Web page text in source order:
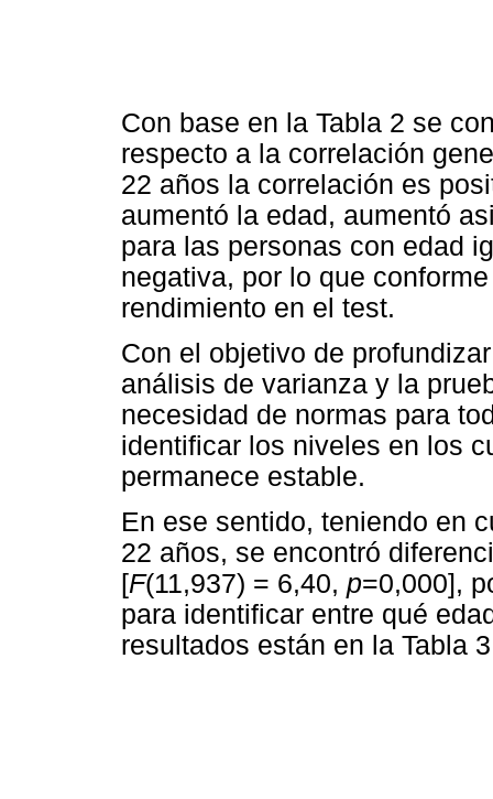
Con base en la Tabla 2 se
respecto a la correlación
22 años la correlación es
aumentó la edad, aumentó
para las personas con edad
negativa, por lo que
rendimiento en el test.
Con el objetivo de
análisis de varianza y la
necesidad de normas para
identificar los niveles en los
permanece estable.
En ese sentido, teniendo en
22 años, se encontró
[F(11,937) = 6,40, p=0,000],
para identificar entre qué
resultados están en la Tabla